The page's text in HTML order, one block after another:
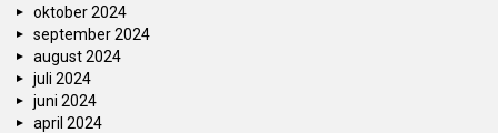
oktober 2024
september 2024
august 2024
juli 2024
juni 2024
april 2024